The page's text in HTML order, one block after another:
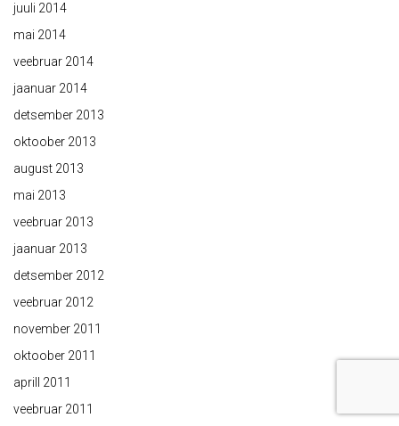
juuli 2014
mai 2014
veebruar 2014
jaanuar 2014
detsember 2013
oktoober 2013
august 2013
mai 2013
veebruar 2013
jaanuar 2013
detsember 2012
veebruar 2012
november 2011
oktoober 2011
aprill 2011
veebruar 2011